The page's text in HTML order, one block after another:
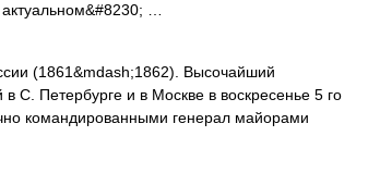
…
(1861&mdash;1862). Высочайший
С. Петербурге и в Москве в воскресенье 5 го
командированными генерал майорами